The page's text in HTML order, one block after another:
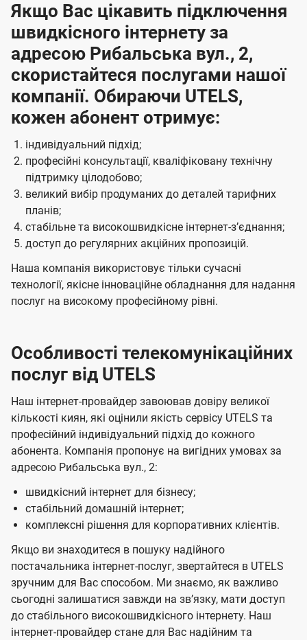
Якщо Вас цікавить підключення
швидкісного інтернету за
адресою Рибальська вул., 2,
скористайтеся послугами нашої
компанії. Обираючи UTELS,
кожен абонент отримує:
індивідуальний підхід;
професійні консультації, кваліфіковану технічну
підтримку цілодобово;
великий вибір продуманих до деталей тарифних
планів;
стабільне та високошвидкісне інтернет-зʼєднання;
доступ до регулярних акційних пропозицій.
Наша компанія використовує тільки сучасні
технології, якісне інноваційне обладнання для надання
послуг на високому професійному рівні.
Особливості телекомунікаційних
послуг від UTELS
Наш інтернет-провайдер завоював довіру великої
кількості киян, які оцінили якість сервісу UTELS та
професійний індивідуальний підхід до кожного
абонента. Компанія пропонує на вигідних умовах за
адресою Рибальська вул., 2:
швидкісний інтернет для бізнесу;
стабільний домашній інтернет;
комплексні рішення для корпоративних клієнтів.
Якщо ви знаходитеся в пошуку надійного
постачальника інтернет-послуг, звертайтеся в UTELS
зручним для Вас способом. Ми знаємо, як важливо
сьогодні залишатися завжди на звʼязку, мати доступ
до стабільного високошвидкісного інтернету. Наш
інтернет-провайдер стане для Вас надійним та